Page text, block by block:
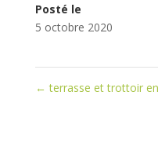
Posté le
5 octobre 2020
← terrasse et trottoir